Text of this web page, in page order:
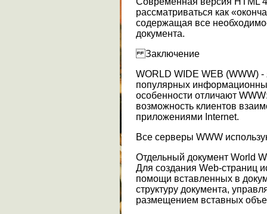
рассматриваться как
содержащая все
документа.
Заключение
WORLD WIDE WEB (WWW)
популярных
особенности отличают
возможность клиентов
приложениями Internet.
Все серверы WWW
Отдельный документ World
Для создания Web-страниц
помощи вставленных в
структуру документа,
размещением вставных